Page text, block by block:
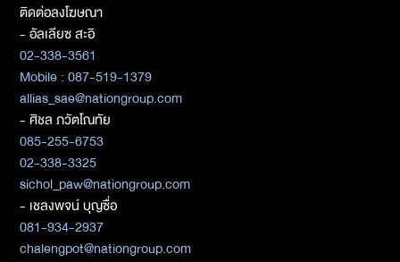
ติดต่อลงโฆษณา
- อัลเลียซ สะอิ
02-338-3561
Mobile : 087-519-1379
allias_sae@nationgroup.com
- ศิชล ภวัตโณทัย
085-255-6753
02-338-3325
sichol_paw@nationgroup.com
- เชลงพจน์ บุญซื่อ
081-934-2937
chalengpot@nationgroup.com